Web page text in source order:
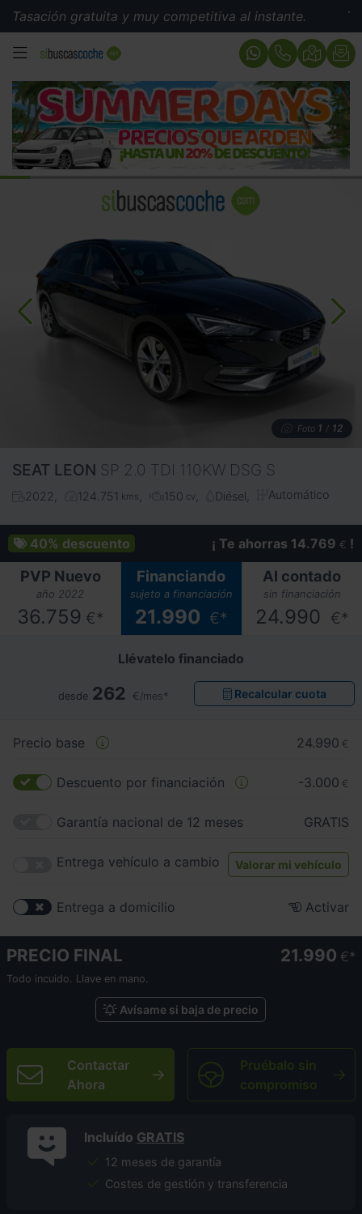
gratuita y muy competitiva al instante.
MENÚ
Foto 1 / 12
SEAT LEON SP 2.0 TDI 110KW DSG S
2022 124.751 kms 150 cv Diésel Automático
40% descuento ¡ Te ahorras 14.769 € !
PVP Nuevo
año 2022
36.759 €*
Financiando
sujeto a financiación
21.990 €*
Al contado
sin financiación
24.990 €*
Llévatelo financiado
desde 262 €/mes* Recalcular cuota
Precio base 24.990 €
Descuento por financiación -3.000 €
Garantía nacional de 12 meses GRATIS
Entrega vehículo a cambio Valorar mi vehículo
Entrega a domicilio Activar
PRECIO FINAL 21.990 €
Todo incuido. Llave en mano.
Avísame si baja de precio
Contactar
Ahora
Pruébalo sin
compromiso
Incluído GRATIS
12 meses de garantía
Costes de gestión y transferencia